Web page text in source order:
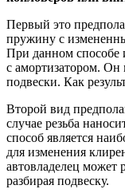
Первый это
пружину с
При данном способе
с амортизатором. Он
подвески. Как
Второй вид
случае резьба
способ является
для изменения
автовладелец может
разбирая подвеску.